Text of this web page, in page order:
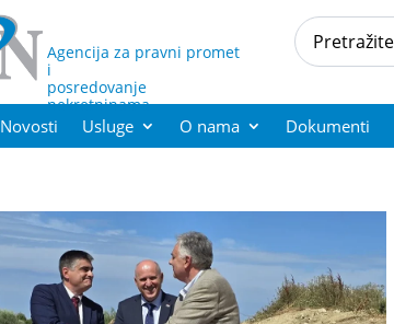
Agencija za pravni promet
i
posredovanje
nekretninama
Novosti Usluge O nama Dokumenti